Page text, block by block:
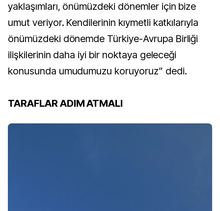
yaklaşımları, önümüzdeki dönemler için bize
umut veriyor. Kendilerinin kıymetli katkılarıyla
önümüzdeki dönemde Türkiye-Avrupa Birliği
ilişkilerinin daha iyi bir noktaya geleceği
konusunda umudumuzu koruyoruz” dedi.
TARAFLAR ADIM ATMALI